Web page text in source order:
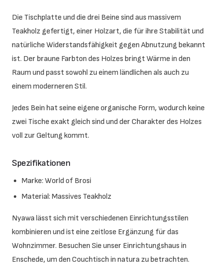
Die Tischplatte und die drei Beine sind aus massivem
Teakholz gefertigt, einer Holzart, die für ihre Stabilität und
natürliche Widerstandsfähigkeit gegen Abnutzung bekannt
ist. Der braune Farbton des Holzes bringt Wärme in den
Raum und passt sowohl zu einem ländlichen als auch zu
einem moderneren Stil.
Jedes Bein hat seine eigene organische Form, wodurch keine
zwei Tische exakt gleich sind und der Charakter des Holzes
voll zur Geltung kommt.
Spezifikationen
Marke: World of Brosi
Material: Massives Teakholz
Nyawa lässt sich mit verschiedenen Einrichtungsstilen
kombinieren und ist eine zeitlose Ergänzung für das
Wohnzimmer. Besuchen Sie unser Einrichtungshaus in
Enschede, um den Couchtisch in natura zu betrachten.